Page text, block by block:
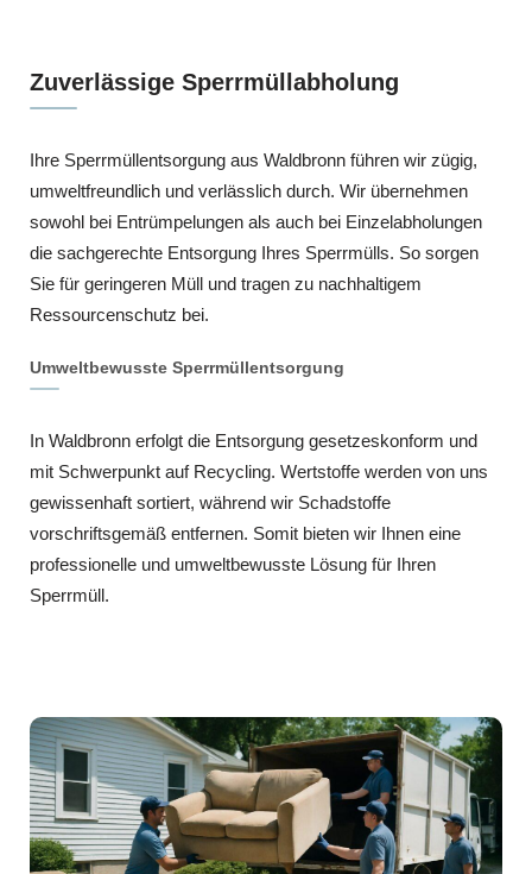
Zuverlässige Sperrmüllabholung
Ihre Sperrmüllentsorgung aus Waldbronn führen wir zügig,
umweltfreundlich und verlässlich durch. Wir übernehmen
sowohl bei Entrümpelungen als auch bei Einzelabholungen
die sachgerechte Entsorgung Ihres Sperrmülls. So sorgen
Sie für geringeren Müll und tragen zu nachhaltigem
Ressourcenschutz bei.
Umweltbewusste Sperrmüllentsorgung
In Waldbronn erfolgt die Entsorgung gesetzeskonform und
mit Schwerpunkt auf Recycling. Wertstoffe werden von uns
gewissenhaft sortiert, während wir Schadstoffe
vorschriftsgemäß entfernen. Somit bieten wir Ihnen eine
professionelle und umweltbewusste Lösung für Ihren
Sperrmüll.